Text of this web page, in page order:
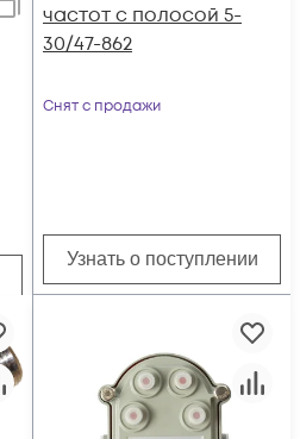
частот с полосой 5-
30/47-862
Снят с продажи
Узнать о поступлении